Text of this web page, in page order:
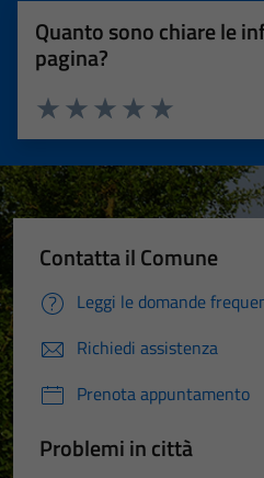
Quanto sono chiare le
pagina?
Valuta 5 stelle
Valuta 4 stelle su 5
Valuta 3 stelle su 5
Valuta 2 stelle su 5
Valuta 1 stelle su 5
Contatta il Comune
Leggi le domande
Richiedi assistenza
Prenota appuntamento
Problemi in città